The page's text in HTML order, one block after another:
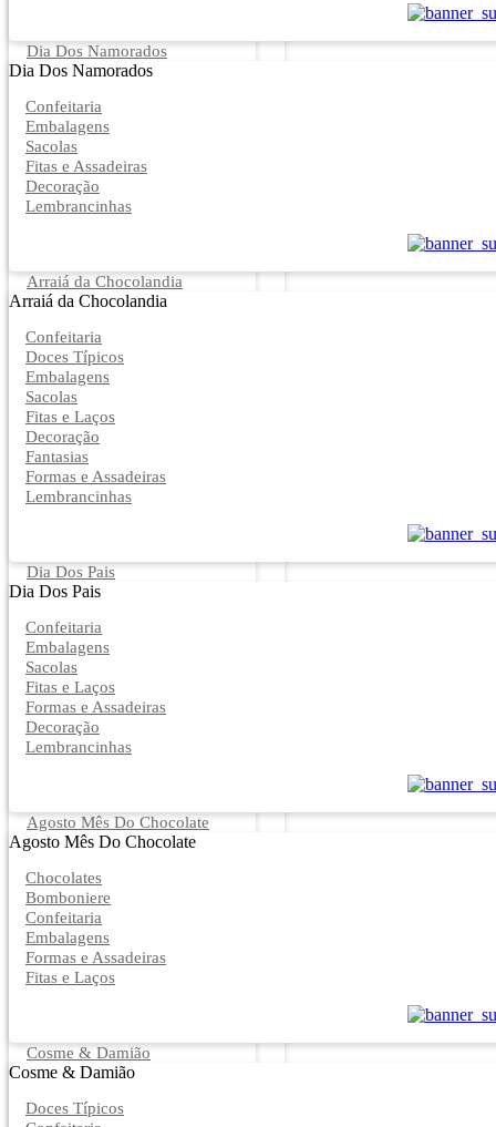
Dia Dos Namorados
Dia Dos Namorados
Confeitaria
Embalagens
Sacolas
Fitas e Assadeiras
Decoração
Lembrancinhas
Arraiá da Chocolandia
Arraiá da Chocolandia
Confeitaria
Doces Típicos
Embalagens
Sacolas
Fitas e Laços
Decoração
Fantasias
Formas e Assadeiras
Lembrancinhas
Dia Dos Pais
Dia Dos Pais
Confeitaria
Embalagens
Sacolas
Fitas e Laços
Formas e Assadeiras
Decoração
Lembrancinhas
Agosto Mês Do Chocolate
Agosto Mês Do Chocolate
Chocolates
Bomboniere
Confeitaria
Embalagens
Formas e Assadeiras
Fitas e Laços
Cosme & Damião
Cosme & Damião
Doces Típicos